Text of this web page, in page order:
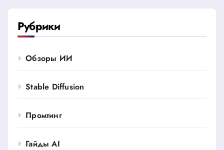
Рубрики
Обзоры ИИ
Stable Diffusion
Промтинг
Гайды AI